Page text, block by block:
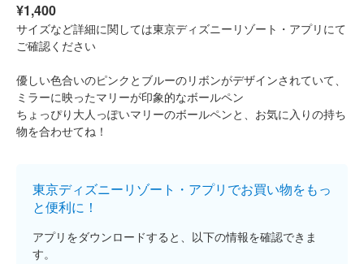
¥1,400
サイズなど詳細に関しては東京ディズニーリゾート・アプリにて
ご確認ください
優しい色合いのピンクとブルーのリボンがデザインされていて、
ミラーに映ったマリーが印象的なボールペン
ちょっぴり大人っぽいマリーのボールペンと、お気に入りの持ち
物を合わせてね！
東京ディズニーリゾート・アプリでお買い物をもっ
と便利に！
アプリをダウンロードすると、以下の情報を確認できま
す。